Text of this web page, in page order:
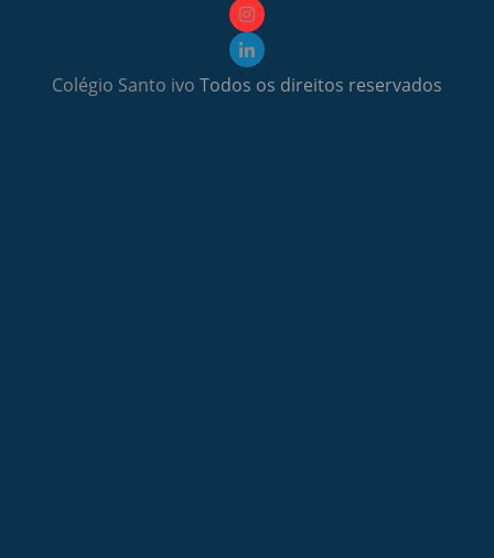
Colégio Santo ivo Todos os direitos reservados